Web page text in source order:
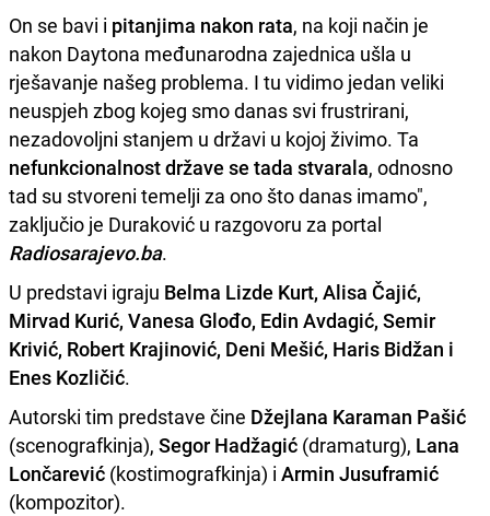
On se bavi i pitanjima nakon rata, na koji način je
nakon Daytona međunarodna zajednica ušla u
rješavanje našeg problema. I tu vidimo jedan veliki
neuspjeh zbog kojeg smo danas svi frustrirani,
nezadovoljni stanjem u državi u kojoj živimo. Ta
nefunkcionalnost države se tada stvarala, odnosno
tad su stvoreni temelji za ono što danas imamo",
zaključio je Duraković u razgovoru za portal
Radiosarajevo.ba.
U predstavi igraju Belma Lizde Kurt, Alisa Čajić,
Mirvad Kurić, Vanesa Glođo, Edin Avdagić, Semir
Krivić, Robert Krajinović, Deni Mešić, Haris Bidžan i
Enes Kozličić.
Autorski tim predstave čine Džejlana Karaman Pašić
(scenografkinja), Segor Hadžagić (dramaturg), Lana
Lončarević (kostimografkinja) i Armin Jusuframić
(kompozitor).